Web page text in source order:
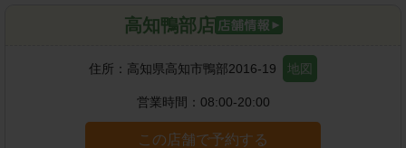
高知鴨部店
住所： 高知県高知市鴨部2016-19 地図
営業時間： 08:00-20:00
この店舗で予約する